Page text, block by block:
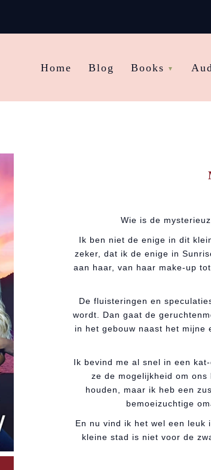
Home Blog Books
Wie is de
Ik ben niet de enige in dit
zeker, dat ik de enige in
aan haar, van haar make-up
De fluisteringen en
wordt. Dan gaat de
in het gebouw naast het
Ik bevind me al snel in een
ze de mogelijkheid om
houden, maar ik heb een
bemoeizuchtige
En nu vind ik het wel een leuk
kleine stad is niet voor de